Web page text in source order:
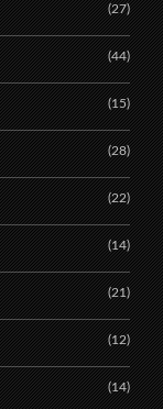
(27)
(44)
(15)
(28)
(22)
(14)
(21)
(12)
(14)